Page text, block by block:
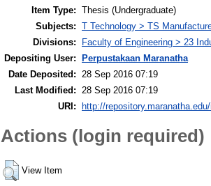
Item Type: Thesis (Undergraduate)
Subjects: T Technology > TS
Divisions:
Faculty of Engineering > 23
Depositing User:
Perpustakaan Maranatha
Date Deposited:
28 Sep 2016 07:19
Last Modified:
28 Sep 2016 07:19
URI:
http://
Actions (login required)
View Item